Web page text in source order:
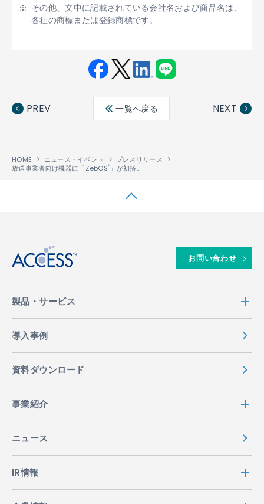
その他、文中に記載されている会社名および商品名は、
各社の商標または登録商標です。
ebo ter
edin
PREV 一覧へ戻る NEXT
HOME ニュース・イベント
プレスリリース
放送事業者向け機器に「ZebOS® 」が初搭載
お問い合わせ
製品・サービス
導入事例
資料ダウンロード
事業紹介
ニュース
IR情報